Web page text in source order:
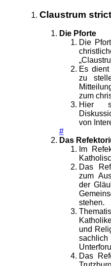
Claustrum
Die Pforte
Die
Es
zu
zum
Hier
von
#
Das
Im
Das
zum
der
stehen.
und
sachlich
Das